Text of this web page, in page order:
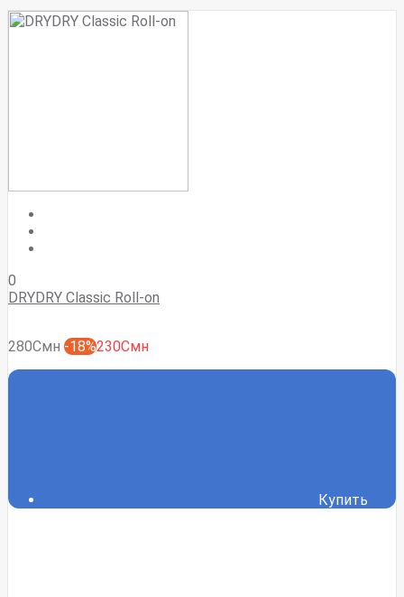
0
DRYDRY Classic Roll-on
280Смн -18%230Смн
Купить